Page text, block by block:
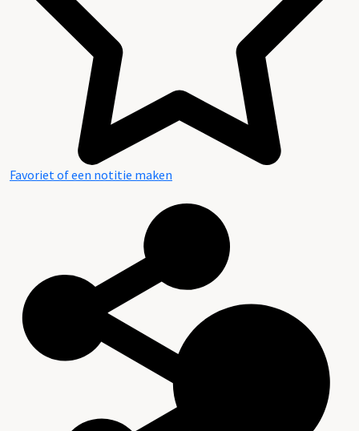
Favoriet of een notitie maken